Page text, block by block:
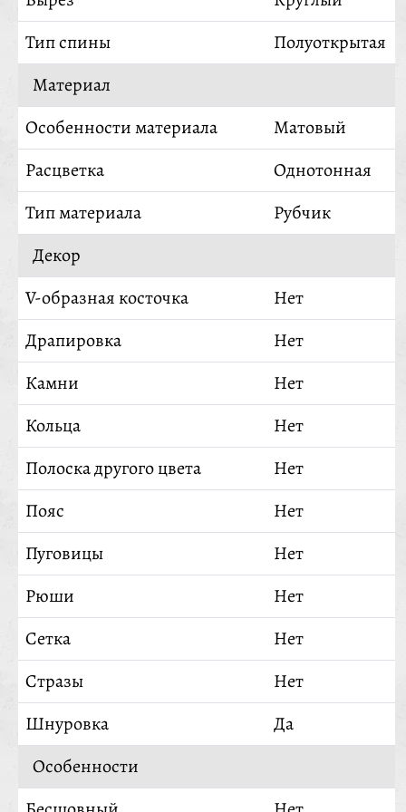
Тип спины
Полуоткрытая
Материал
Особенности материала
Матовый
Расцветка
Однотонная
Тип материала
Рубчик
Декор
V-образная косточка
Нет
Драпировка
Нет
Камни
Нет
Кольца
Нет
Полоска другого цвета
Нет
Пояс
Нет
Пуговицы
Нет
Рюши
Нет
Сетка
Нет
Стразы
Нет
Шнуровка
Да
Особенности